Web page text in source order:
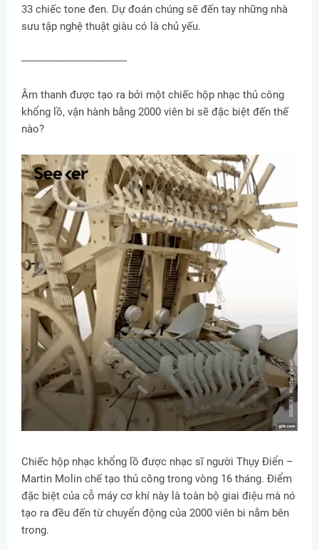
33 chiếc tone đen. Dự đoán chúng sẽ đến tay những nhà
sưu tập nghệ thuật giàu có là chủ yếu.
-------------------------------------
Âm thanh được tạo ra bởi một chiếc hộp nhạc thủ công
khổng lồ, vận hành bằng 2000 viên bi sẽ đặc biệt đến thế
nào?
Chiếc hộp nhạc khổng lồ được nhạc sĩ người Thụy Điển –
Martin Molin chế tạo thủ công trong vòng 16 tháng. Điểm
đặc biệt của cỗ máy cơ khí này là toàn bộ giai điệu mà nó
tạo ra đều đến từ chuyển động của 2000 viên bi nằm bên
trong.